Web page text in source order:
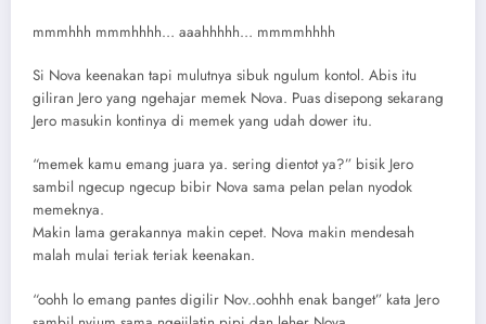
mmmhhh mmmhhhh… aaahhhhh… mmmmhhhh
Si Nova keenakan tapi mulutnya sibuk ngulum kontol. Abis itu
giliran Jero yang ngehajar memek Nova. Puas disepong sekarang
Jero masukin kontinya di memek yang udah dower itu.
“memek kamu emang juara ya. sering dientot ya?” bisik Jero
sambil ngecup ngecup bibir Nova sama pelan pelan nyodok
memeknya.
Makin lama gerakannya makin cepet. Nova makin mendesah
malah mulai teriak teriak keenakan.
“oohh lo emang pantes digilir Nov..oohhh enak banget” kata Jero